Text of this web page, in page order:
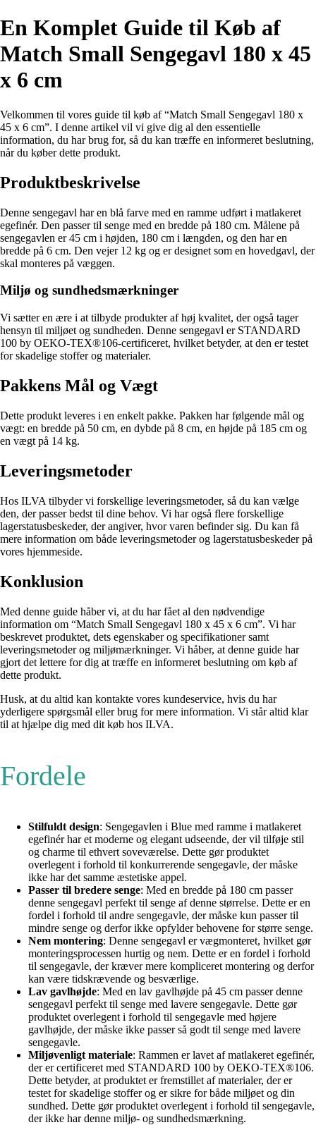
En Komplet Guide til Køb af
Match Small Sengegavl 180 x 45
x 6 cm
Velkommen til vores guide til køb af “Match Small Sengegavl 180 x
45 x 6 cm”. I denne artikel vil vi give dig al den essentielle
information, du har brug for, så du kan træffe en informeret beslutning,
når du køber dette produkt.
Produktbeskrivelse
Denne sengegavl har en blå farve med en ramme udført i matlakeret
egefinér. Den passer til senge med en bredde på 180 cm. Målene på
sengegavlen er 45 cm i højden, 180 cm i længden, og den har en
bredde på 6 cm. Den vejer 12 kg og er designet som en hovedgavl, der
skal monteres på væggen.
Miljø og sundhedsmærkninger
Vi sætter en ære i at tilbyde produkter af høj kvalitet, der også tager
hensyn til miljøet og sundheden. Denne sengegavl er STANDARD
100 by OEKO-TEX®106-certificeret, hvilket betyder, at den er testet
for skadelige stoffer og materialer.
Pakkens Mål og Vægt
Dette produkt leveres i en enkelt pakke. Pakken har følgende mål og
vægt: en bredde på 50 cm, en dybde på 8 cm, en højde på 185 cm og
en vægt på 14 kg.
Leveringsmetoder
Hos ILVA tilbyder vi forskellige leveringsmetoder, så du kan vælge
den, der passer bedst til dine behov. Vi har også flere forskellige
lagerstatusbeskeder, der angiver, hvor varen befinder sig. Du kan få
mere information om både leveringsmetoder og lagerstatusbeskeder på
vores hjemmeside.
Konklusion
Med denne guide håber vi, at du har fået al den nødvendige
information om “Match Small Sengegavl 180 x 45 x 6 cm”. Vi har
beskrevet produktet, dets egenskaber og specifikationer samt
leveringsmetoder og miljømærkninger. Vi håber, at denne guide har
gjort det lettere for dig at træffe en informeret beslutning om køb af
dette produkt.
Husk, at du altid kan kontakte vores kundeservice, hvis du har
yderligere spørgsmål eller brug for mere information. Vi står altid klar
til at hjælpe dig med dit køb hos ILVA.
Fordele
Stilfuldt design: Sengegavlen i Blue med ramme i matlakeret
egefinér har et moderne og elegant udseende, der vil tilføje stil
og charme til ethvert soveværelse. Dette gør produktet
overlegent i forhold til konkurrerende sengegavle, der måske
ikke har det samme æstetiske appel.
Passer til bredere senge: Med en bredde på 180 cm passer
denne sengegavl perfekt til senge af denne størrelse. Dette er en
fordel i forhold til andre sengegavle, der måske kun passer til
mindre senge og derfor ikke opfylder behovene for større senge.
Nem montering: Denne sengegavl er vægmonteret, hvilket gør
monteringsprocessen hurtig og nem. Dette er en fordel i forhold
til sengegavle, der kræver mere kompliceret montering og derfor
kan være tidskrævende og besværlige.
Lav gavlhøjde: Med en lav gavlhøjde på 45 cm passer denne
sengegavl perfekt til senge med lavere sengegavle. Dette gør
produktet overlegent i forhold til sengegavle med højere
gavlhøjde, der måske ikke passer så godt til senge med lavere
sengegavle.
Miljøvenligt materiale: Rammen er lavet af matlakeret egefinér,
der er certificeret med STANDARD 100 by OEKO-TEX®106.
Dette betyder, at produktet er fremstillet af materialer, der er
testet for skadelige stoffer og er sikre for både miljøet og din
sundhed. Dette gør produktet overlegent i forhold til sengegavle,
der ikke har denne miljø- og sundhedsmærkning.